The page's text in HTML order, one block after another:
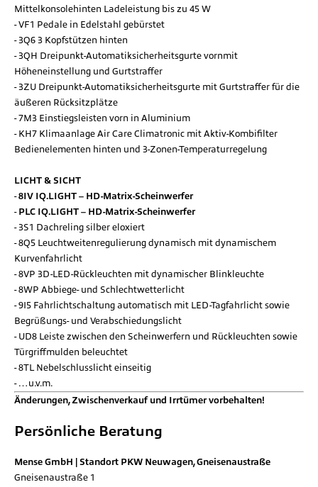
Mittelkonsolehinten Ladeleistung bis zu 45 W
VF1 Pedale in Edelstahl gebürstet
3Q6 3 Kopfstützen hinten
3QH Dreipunkt-Automatiksicherheitsgurte vornmit
Höheneinstellung und Gurtstraffer
3ZU Dreipunkt-Automatiksicherheitsgurte mit Gurtstraffer für die
äußeren Rücksitzplätze
7M3 Einstiegsleisten vorn in Aluminium
KH7 Klimaanlage Air Care Climatronic mit Aktiv-Kombifilter
Bedienelementen hinten und 3-Zonen-Temperaturregelung
LICHT & SICHT
8IV IQ.LIGHT – HD-Matrix-Scheinwerfer
PLC IQ.LIGHT – HD-Matrix-Scheinwerfer
3S1 Dachreling silber eloxiert
8Q5 Leuchtweitenregulierung dynamisch mit dynamischem
Kurvenfahrlicht
8VP 3D-LED-Rückleuchten mit dynamischer Blinkleuchte
8WP Abbiege- und Schlechtwetterlicht
9I5 Fahrlichtschaltung automatisch mit LED-Tagfahrlicht sowie
Begrüßungs- und Verabschiedungslicht
UD8 Leiste zwischen den Scheinwerfern und Rückleuchten sowie
Türgriffmulden beleuchtet
8TL Nebelschlusslicht einseitig
…u.v.m.
Änderungen, Zwischenverkauf und Irrtümer vorbehalten!
Persönliche Beratung
Mense GmbH | Standort PKW Neuwagen, Gneisenaustraße
Gneisenaustraße 1